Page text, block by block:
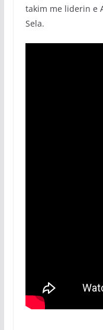
takim me liderin e
Sela.